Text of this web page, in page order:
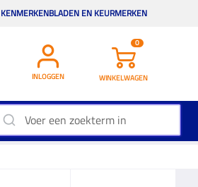
KENMERKENBLADEN EN KEURMERKEN
INLOGGEN
0
WINKELWAGEN